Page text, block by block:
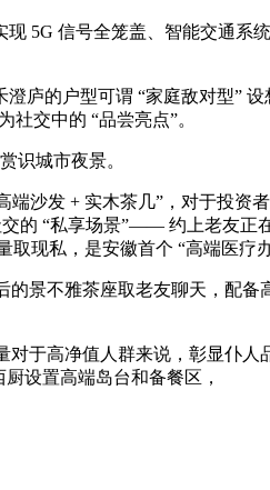
5G 信号全笼盖、智能交通系
的户型可谓 “家庭敌对型” 设
交中的 “品尝亮点”。
识城市夜景。
沙发 + 实木茶几”，对于投资
的 “私享场景”—— 约上老友正
现私，是安徽首个 “高端医疗
景不雅茶座取老友聊天，配备
于高净值人群来说，彰显仆人
设置高端岛台和备餐区，